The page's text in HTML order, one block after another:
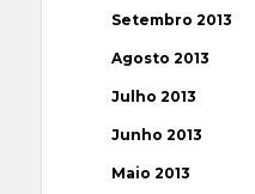
Setembro 2013
Agosto 2013
Julho 2013
Junho 2013
Maio 2013